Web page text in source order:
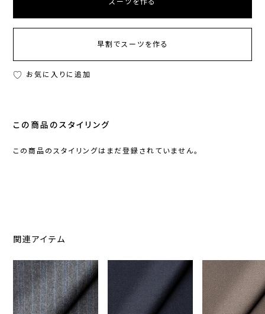
早割でスーツを作る
お気に入りに追加
この商品のスタイリング
この商品のスタイリングはまだ登録されていません。
関連アイテム